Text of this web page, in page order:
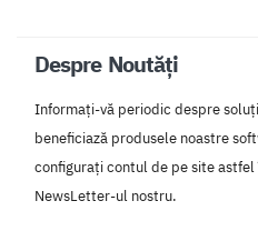
Despre Noutăți
Informați-vă periodic despre
beneficiază produsele noastre
configurați contul de pe site
NewsLetter-ul nostru.